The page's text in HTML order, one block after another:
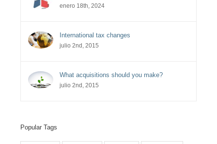
enero 18th, 2024
International tax changes
julio 2nd, 2015
What acquisitions should you make?
julio 2nd, 2015
Popular Tags